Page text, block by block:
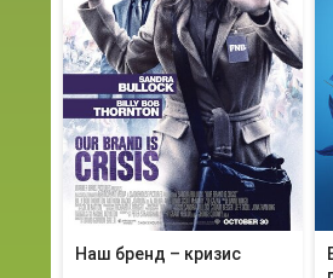
Наш бренд – кризис